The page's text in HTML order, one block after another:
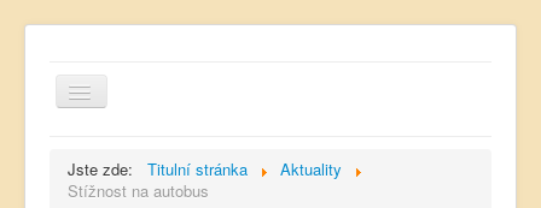
Jste zde: Titulní stránka
Aktuality
Stížnost na autobus